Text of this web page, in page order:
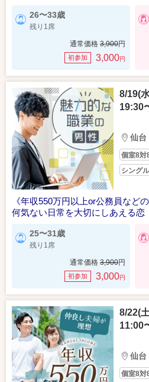
26〜33歳
残り1席
通常価格 3,900円
初参加 3,000円
8/19(
19:30
仙台
個室8対
シング
《年収550万円以上or公務員などの
何気ない日常を大切にしあえる恋
25〜31歳
残り1席
通常価格 3,900円
初参加 3,000円
8/22(
11:00
仙台
個室8対